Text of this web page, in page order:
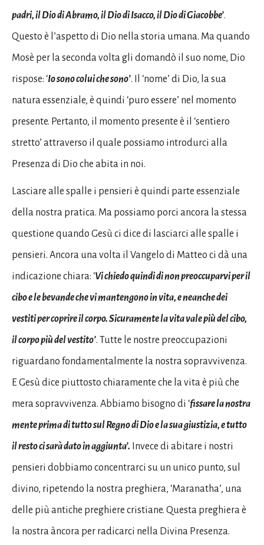
padri, il Dio di Abramo, il Dio di Isacco, il Dio di Giacobbe’.
Questo è l’aspetto di Dio nella storia umana. Ma quando
Mosè per la seconda volta gli domandò il suo nome, Dio
rispose: ‘Io sono colui che sono’. Il ‘nome’ di Dio, la sua
natura essenziale, è quindi ‘puro essere’ nel momento
presente. Pertanto, il momento presente è il ‘sentiero
stretto’ attraverso il quale possiamo introdurci alla
Presenza di Dio che abita in noi.
Lasciare alle spalle i pensieri è quindi parte essenziale
della nostra pratica. Ma possiamo porci ancora la stessa
questione quando Gesù ci dice di lasciarci alle spalle i
pensieri. Ancora una volta il Vangelo di Matteo ci dà una
indicazione chiara: ‘Vi chiedo quindi di non preoccuparvi per il
cibo e le bevande che vi mantengono in vita, e neanche dei
vestiti per coprire il corpo. Sicuramente la vita vale più del cibo,
il corpo più del vestito’. Tutte le nostre preoccupazioni
riguardano fondamentalmente la nostra sopravvivenza.
E Gesù dice piuttosto chiaramente che la vita è più che
mera sopravvivenza. Abbiamo bisogno di ‘fissare la nostra
mente prima di tutto sul Regno di Dio e la sua giustizia, e tutto
il resto ci sarà dato in aggiunta’. Invece di abitare i nostri
pensieri dobbiamo concentrarci su un unico punto, sul
divino, ripetendo la nostra preghiera, ‘Maranatha’, una
delle più antiche preghiere cristiane. Questa preghiera è
la nostra àncora per radicarci nella Divina Presenza.